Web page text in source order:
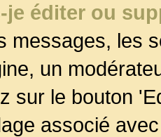
je éditer ou
messages, les
un
sur le bouton
associé